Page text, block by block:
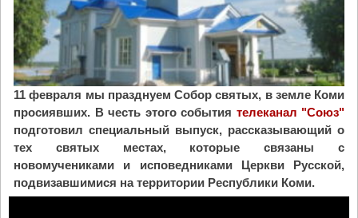
11 февраля мы празднуем Собор святых, в земле Коми
просиявших. В честь этого события телеканал "Союз"
подготовил специальный выпуск, рассказывающий о
тех святых местах, которые связаны с
новомучениками и исповедниками Церкви Русской,
подвизавшимися на территории Республики Коми.